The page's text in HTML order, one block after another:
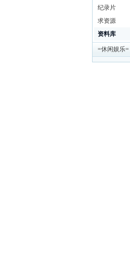
剧
纪录片
求资源
资料库
=休闲娱乐=